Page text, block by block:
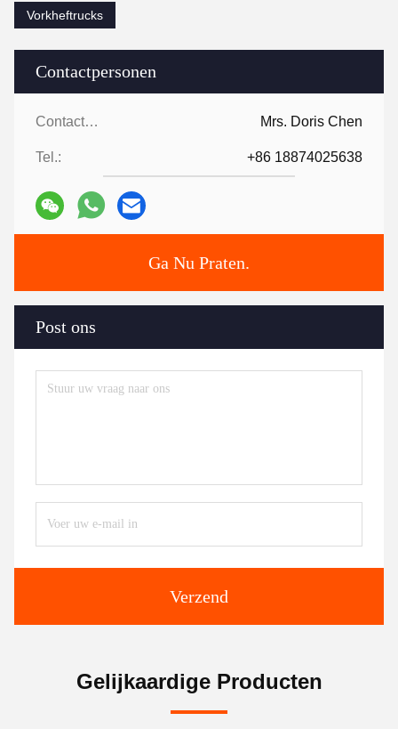
Contactpersonen
Contactpersonen: Mrs. Doris Chen
Tel.: +86 18874025638
Ga Nu Praten.
Post ons
Verzend
Vorkheftrucks
Gelijkaardige Producten